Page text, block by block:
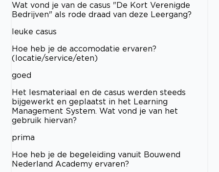
Wat vond je van de casus "De Kort Verenigde
Bedrijven" als rode draad van deze Leergang?
leuke casus
Hoe heb je de accomodatie ervaren?
(locatie/service/eten)
goed
Het lesmateriaal en de casus werden steeds
bijgewerkt en geplaatst in het Learning
Management System. Wat vond je van het
gebruik hiervan?
prima
Hoe heb je de begeleiding vanuit Bouwend
Nederland Academy ervaren?